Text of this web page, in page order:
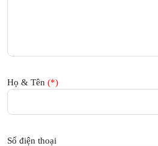
Họ & Tên (*)
Số điện thoại